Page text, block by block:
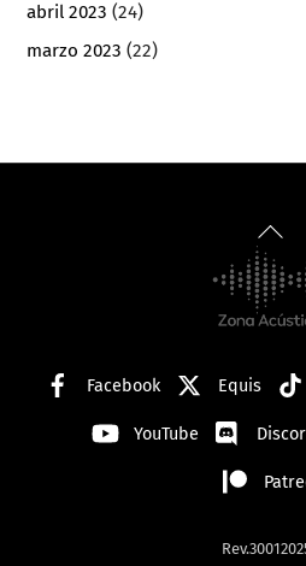
abril 2023 (24)
marzo 2023 (22)
Back
To
Top
Facebook Equis
YouTube